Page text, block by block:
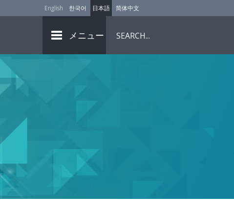
English 한국어 日本語 简体中文
メニュー